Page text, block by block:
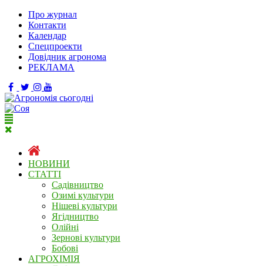
Про журнал
Контакти
Календар
Спецпроекти
Довідник агронома
РЕКЛАМА
НОВИНИ
СТАТТІ
Садівництво
Озимі культури
Нішеві культури
Ягідництво
Олійні
Зернові культури
Бобові
АГРОХІМІЯ